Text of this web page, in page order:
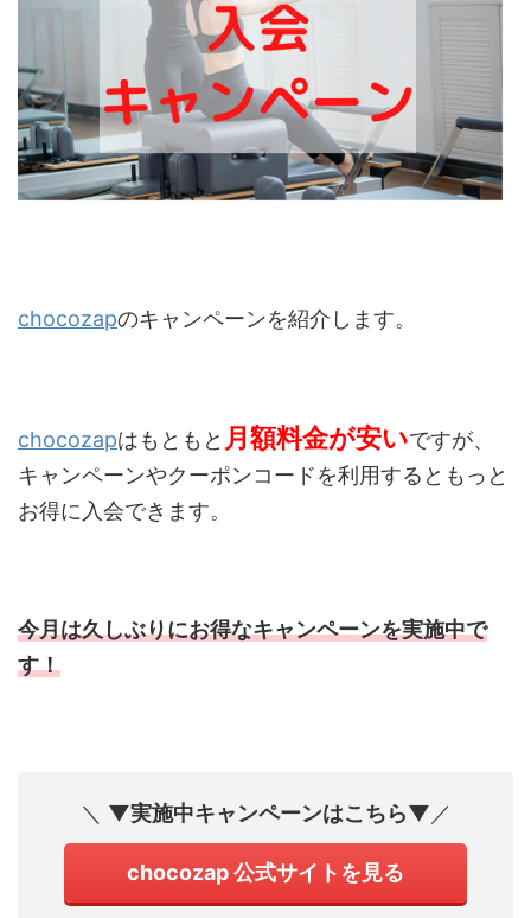
chocozapのキャンペーンを紹介します。
chocozapはもともと 月額料金が安いですが、
キャンペーンやクーポンコードを利用するともっと
お得に入会できます。
今月は久しぶりにお得なキャンペーンを実施中で
す！
＼ ▼実施中キャンペーンはこちら▼／
chocozap 公式サイトを見る